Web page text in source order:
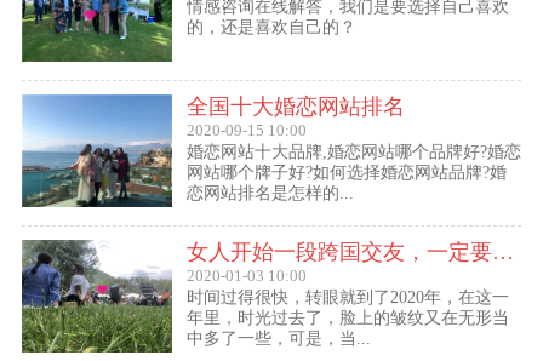
情感咨询在线解答，我们是要选择自己喜欢
的，还是喜欢自己的？
全国十大婚恋网站排名
2020-09-15 10:00
婚恋网站十大品牌,婚恋网站哪个品牌好?婚恋
网站哪个牌子好?如何选择婚恋网站品牌?婚
恋网站排名是怎样的...
女人开始一段跨国交友，一定要问自己这几个问题
2020-01-03 10:00
时间过得很快，转眼就到了2020年，在这一
年里，时光过去了，脸上的皱纹又在无形当
中多了一些，可是，当...